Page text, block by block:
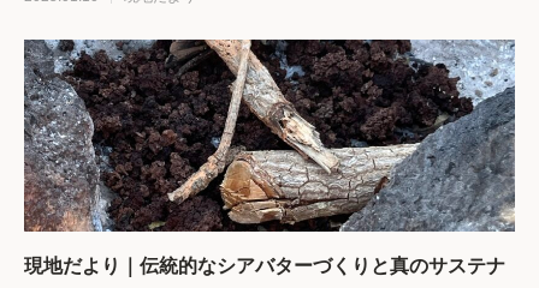
現地だより｜伝統的なシアバターづくりと真のサステナ